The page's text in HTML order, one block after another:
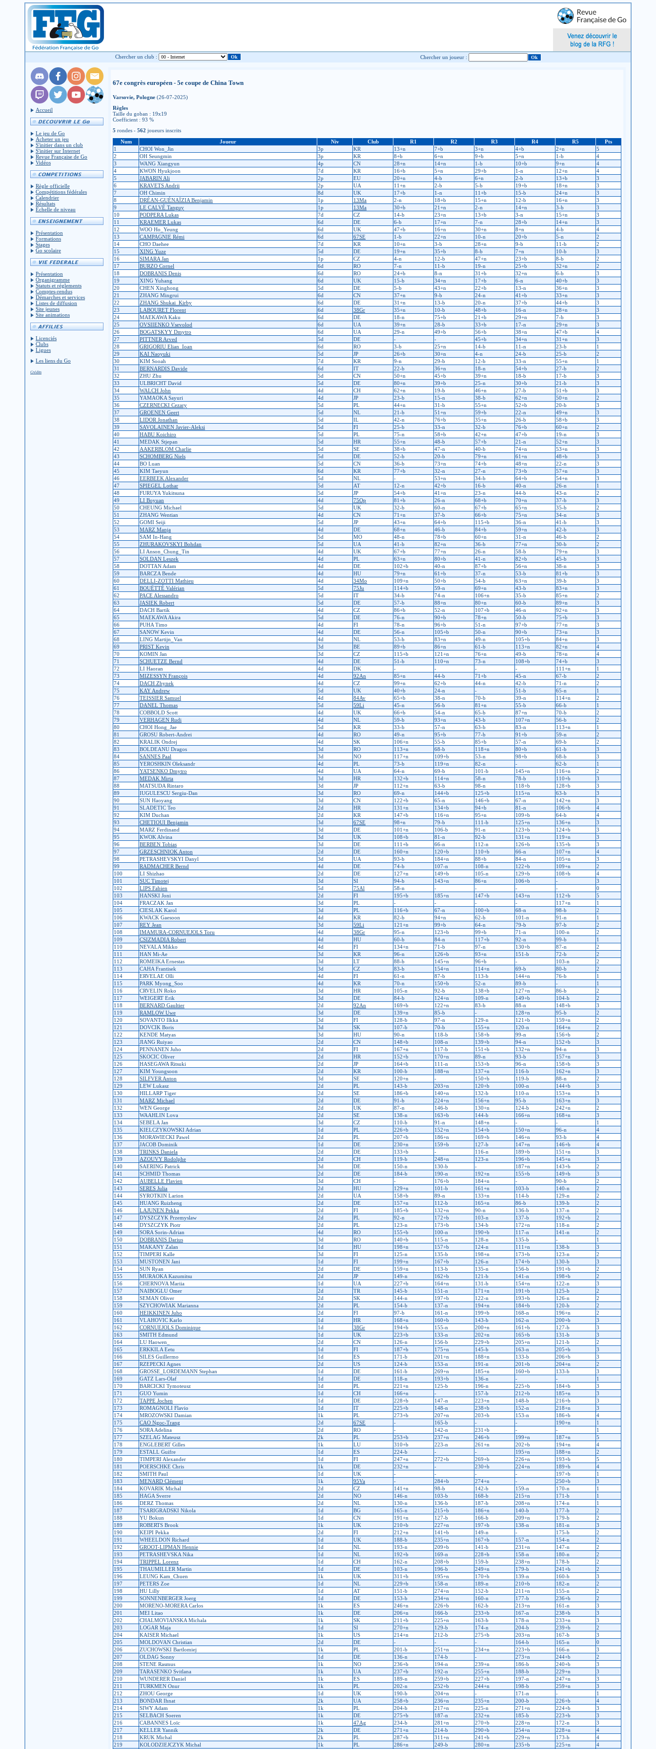
Chercher un club : Chercher un joueur :
Accueil
Le jeu de Go
Acheter un jeu
S'initier dans un club
S'initier sur Internet
Revue Française de Go
Vidéos
Règle officielle
Compétitions fédérales
Calendrier
Résultats
Échelle de niveau
Présentation
Formations
Stages
Go scolaire
Présentation
Organigramme
Statuts et réglements
Comptes-rendus
Démarches et services
Listes de diffusion
Site jeunes
Site animations
Licenciés
Clubs
Ligues
Les liens du Go
Crédits
67e congrès européen - 5e coupe de China Town
Varsovie, Pologne (26-07-2025)
Règles
Taille du goban : 19x19
Coefficient : 93 %
5 rondes - 562 joueurs inscrits
Num
Joueur Niv Club R1 R2 R3 R4 R5
Pts
1
CHOI Won_Jin 3p KR 13+n 7+b 3+n 4+b 2+n
5
2
OH Seungmin 3p KR 8+b 6+n 9+b 5+n 1-b
4
3
WANG Xiangyun 4p CN 28+n 14+n 1-b 10+b 9+n
4
4
KWON Hyukjoon 7d KR 16+b 5+n 29+b 1-n 12+n
4
5
JABARIN Ali 2p EU 20+n 4-b 6+n 2-b 13+b
3
6
KRAVETS Andrii 2p UA 11+n 2-b 5-b 19+b 18+n
3
7
OH Chimin 8d UK 17+b 1-n 11+b 15-b 24+n
3
8
DRÉAN-GUÉNAÏZIA Benjamin 1p 13Ma 2-n 18+b 15+n 12-b 16+n
3
9
LE CALVÉ Tanguy 1p 13Ma 30+b 21+n 2-n 14+n 3-b
3
10
PODPERA Lukas 7d CZ 14-b 23+n 13+b 3-n 15+n
3
11
KRAEMER Lukas 6d DE 6-b 17+n 7-n 28+b 14+n
3
12
WOO Ho_Yeung 6d UK 47+b 16+n 30+n 8+n 4-b
4
13
CAMPAGNIE Rémi 6d 67SE 1-b 22+n 10-n 20+b 5-n
2
14
CHO Daehee 7d KR 10+n 3-b 28+n 9-b 11-b
2
15
XING Yuze 5d DE 19+n 35+b 8-b 7+n 10-b
3
16
SIMARA Jan 1p CZ 4-n 12-b 47+n 23+b 8-b
2
17
BURZO Cornel 6d RO 7-n 11-b 19-n 25+b 32+n
2
18
DOBRANIS Denis 6d RO 24+b 8-n 31+b 32+n 6-b
3
19
XING Yuhang 6d UK 15-b 34+n 17+b 6-n 40+b
3
20
CHEN Xinghong 5d DE 5-b 43+n 22+b 13-n 36+n
3
21
ZHANG Mingrui 6d CN 37+n 9-b 24-n 41+b 33+n
3
22
ZHANG Shukai_Kirby 6d DE 31+n 13-b 20-n 37+b 44+b
3
23
LABOURET Florent 6d 38Gr 35+n 10-b 48+b 16-n 28+n
3
24
MAEKAWA Kaku 6d DE 18-n 75+b 21+b 29+n 7-b
3
25
OVSIIENKO Vsevolod 6d UA 39+n 28-b 33+b 17-n 29+n
3
26
BOGATSKYY Dmytro 6d UA 29-n 49+b 56+b 38+n 47+b
4
27
PITTNER Arved 5d DE - - 45+b 34+n 31+n
3
28
GRIGORIU Elian_Ioan 6d RO 3-b 25+n 14-b 11-n 23-b
1
29
KAI Naoyuki 5d JP 26+b 30+n 4-n 24-b 25-b
2
30
KIM Sooah 7d KR 9-n 29-b 12-b 33-n 55+n
1
31
BERNARDIS Davide 6d IT 22-b 36+n 18-n 54+b 27-b
2
32
ZHU Zhu 5d CN 50+n 45+b 39+n 18-b 17-b
3
33
ULBRICHT David 5d DE 80+n 39+b 25-n 30+b 21-b
3
34
WALCH John 4d CH 62+n 19-b 46+n 27-b 51+b
3
35
YAMAOKA Sayuri 4d JP 23-b 15-n 38-b 62+n 50+n
2
36
CZERNECKI Cezary 5d PL 44+n 31-b 55+n 52+b 20-b
3
37
GROENEN Geert 5d NL 21-b 51+n 59+b 22-n 49+n
3
38
LIDOR Jonathan 5d IL 42-n 76+b 35+n 26-b 58+b
3
39
SAVOLAINEN Javier-Aleksi 5d FI 25-b 33-n 32-b 76+b 60+n
2
40
HABU Koichiro 5d PL 75-n 58+b 42+n 47+b 19-n
3
41
MEDAK Stjepan 5d HR 55+n 48-b 57+b 21-n 52+n
3
42
AAKERBLOM Charlie 5d SE 38+b 47-n 40-b 74+n 53+n
3
43
SCHOMBERG Niels 5d DE 52-b 20-b 79+n 61+n 48+b
3
44
BO Luan 5d CN 36-b 73+n 74+b 48+n 22-n
3
45
KIM Taeyun 6d KR 77+b 32-n 27-n 73+b 57+n
3
46
EERBEEK Alexander 5d NL - 53+n 34-b 64+b 54+n
3
47
SPIEGEL Lothar 5d AT 12-n 42+b 16-b 40-n 26-n
1
48
FURUYA Yukitsuna 5d JP 54+b 41+n 23-n 44-b 43-n
2
49
LI Boyuan 4d 75Op 81+b 26-n 68+b 70+n 37-b
3
50
CHEUNG Michael 5d UK 32-b 60-n 67+b 65+n 35-b
2
51
ZHANG Wentian 4d CN 71+n 37-b 66+b 75+n 34-n
3
52
GOMI Seiji 5d JP 43+n 64+b 115+b 36-n 41-b
3
53
MARZ Manja 4d DE 68+n 46-b 84+b 59+n 42-b
3
54
SAM In-Hang 5d MO 48-n 78+b 60+n 31-n 46-b
2
55
ZHURAKOVSKYI Bohdan 5d UA 41-b 82+n 36-b 77+n 30-b
2
56
LI Anson_Chung_Tin 4d UK 67+b 77+n 26-n 58-b 79+n
3
57
SOLDAN Leszek 4d PL 63+n 80+b 41-n 82+b 45-b
3
58
DOTTAN Adam 4d DE 102+b 40-n 87+b 56+n 38-n
3
59
BARCZA Bende 4d HU 79+n 61+b 37-n 53-b 81+b
3
60
DELLI-ZOTTI Mathieu 4d 34Mo 109+n 50+b 54-b 63+n 39-b
3
61
BOUËTTÉ Valérian 5d 75Ju 114+b 59-n 69+n 43-b 83+n
3
62
PACE Alessandro 5d IT 34-b 74-n 106+n 35-b 85+n
2
63
JASIEK Robert 5d DE 57-b 88+n 80+n 60-b 89+n
3
64
DACH Bartik 4d CZ 86+b 52-n 107+b 46-n 92+n
3
65
MAEKAWA Akira 5d DE 76-n 90+b 78+n 50-b 75+b
3
66
PUHA Timo 4d FI 78-n 96+b 51-n 97+b 77+n
3
67
SANOW Kevin 4d DE 56-n 105+b 50-n 90+b 73+n
3
68
LING Martijn_Van 4d NL 53-b 83+n 49-n 105+b 84+n
3
69
PRIST Kevin 3d BE 89+b 86+n 61-b 113+n 82+n
4
70
KOMIN Jan 3d CZ 115+b 121+n 76+n 49-b 78+n
4
71
SCHUETZE Bernd 4d DE 51-b 110+n 73-n 108+b 74+b
3
72
LI Haoran 4d DK - - - - 111+n
1
73
MIZESSYN François 4d 92An 85+n 44-b 71+b 45-n 67-b
2
74
DACH Zbynek 4d CZ 99+n 62+b 44-n 42-b 71-n
2
75
KAY Andrew 5d UK 40+b 24-n - 51-b 65-n
1
76
TEISSIER Samuel 4d 84Av 65+b 38-n 70-b 39-n 114+n
2
77
DANEL Thomas 5d 59Li 45-n 56-b 81+n 55-b 66-b
1
78
COBBOLD Scott 4d UK 66+b 54-n 65-b 87+n 70-b
2
79
VERHAGEN Rudi 4d NL 59-b 93+n 43-b 107+n 56-b
2
80
CHOI Hong_Jae 5d KR 33-b 57-n 63-b 83-n 113+n
1
81
GROSU Robert-Andrei 4d RO 49-n 95+b 77-b 91+b 59-n
2
82
KRALIK Ondrej 4d SK 106+n 55-b 85+b 57-n 69-b
2
83
BOLDEANU Dragos 3d RO 113+n 68-b 118+n 80+b 61-b
3
84
SANNES Paal 3d NO 117+n 109+b 53-n 98+b 68-b
3
85
YEROSHKIN Oleksandr 4d PL 73-b 119+n 82-n - 62-b
1
86
YATSENKO Dmytro 4d UA 64-n 69-b 101-b 145+n 116+n
2
87
MEDAK Mirta 3d HR 132+b 114+n 58-n 78-b 110+b
3
88
MATSUDA Rintaro 3d JP 112+n 63-b 98-n 118+b 128+b
3
89
IUGULESCU Sergiu-Dan 3d RO 69-n 144+b 125+b 115+n 63-b
3
90
SUN Haoyang 3d CN 122+b 65-n 146+b 67-n 142+n
3
91
SLADETIC Teo 2d HR 131+n 134+b 94+b 81-n 106+b
4
92
KIM Duchan 2d KR 147+b 116+n 95+n 109+b 64-b
4
93
CHETIOUI Benjamin 3d 67SE 98+n 79-b 111-b 125+n 136+n
3
94
MARZ Ferdinand 3d DE 101+n 106-b 91-n 123+b 124+b
3
95
KWOK Alvina 3d UK 108+b 81-n 92-b 131+n 119+n
3
96
BERBEN Tobias 3d DE 111+b 66-n 112-n 126+b 135+b
3
97
GRZESCHNIOK Anton 2d DE 160+n 120+b 110+b 66-n 107+n
4
98
PETRASHEVSKYI Danyl 3d UA 93-b 184+n 88+b 84-n 105+n
3
99
RADMACHER Bernd 4d DE 74-b 107-n 108-n 122+b 109+n
2
100
LI Shizhao 2d DE 127+n 149+b 105-n 129+b 108+b
4
101
SUC Timotej 3d SI 94-b 143+n 86+n 106+b -
3
102
LIPS Fabien 5d 75Al 58-n - - - -
0
103
HANSKI Joni 2d FI 195+b 185+n 147+b 143+n 112+b
5
104
FRACZAK Jan 3d PL - - - - 117+n
1
105
CIESLAK Karol 3d PL 116+b 67-n 100+b 68-n 98-b
2
106
KWACK Gaesoon 4d KR 82-b 94+n 62-b 101-n 91-n
1
107
REY Jean 3d 59Li 121+n 99+b 64-n 79-b 97-b
2
108
IMAMURA-CORNUEJOLS Toru 4d 38Gr 95-n 123+b 99+b 71-n 100-n
2
109
CSIZMADIA Robert 4d HU 60-b 84-n 117+b 92-n 99-b
1
110
NEVALA Mikko 4d FI 134+n 71-b 97-n 130+b 87-n
2
111
HAN Mi-Ae 3d KR 96-n 126+b 93+n 151-b 72-b
2
112
ROMEIKA Ernestas 3d LT 88-b 145+n 96+b - 103-n
2
113
CAHA Frantisek 3d CZ 83-b 154+n 114+n 69-b 80-b
2
114
ERVELAE Olli 4d FI 61-n 87-b 113-b 144+n 76-b
1
115
PARK Myong_Soo 4d KR 70-n 150+b 52-n 89-b -
1
116
CRVELIN Roko 3d HR 105-n 92-b 138+b 127+n 86-b
2
117
WEIGERT Erik 3d DE 84-b 124+n 109-n 149+b 104-b
2
118
BERNARD Gaultier 2d 92An 169+b 122+n 83-b 88-n 148+b
3
119
RAMLOW Uwe 3d DE 139+n 85-b - 128+n 95-b
2
120
SOVANTO Ilkka 3d FI 128-b 97-n 129-n 121+b 159+n
2
121
DOVCIK Boris 3d SK 107-b 70-b 155+n 120-n 164+n
2
122
KENDE Matyas 3d HU 90-n 118-b 158+b 99-n 156+b
2
123
JIANG Ruiyao 2d CN 148+b 108-n 139+b 94-n 152+b
3
124
PENNANEN Juho 2d FI 167+n 117-b 151+b 132+n 94-n
3
125
SKOCIC Oliver 2d HR 152+b 170+n 89-n 93-b 157+n
3
126
HASEGAWA Ritsuki 2d JP 164+b 111-n 153+b 96-n 158+b
3
127
KIM Youngsoon 2d KR 100-b 188+n 137+n 116-b 162+n
3
128
SILFVER Anton 3d SE 120+n - 150+b 119-b 88-n
2
129
LEW Lukasz 2d PL 143-b 203+n 120+b 100-n 144+b
3
130
HILLARP Tiger 2d SE 186+b 140+n 132-b 110-n 153+n
3
131
MARZ Michael 2d DE 91-b 224+n 156+n 95-b 163+n
3
132
WEN George 2d UK 87-n 146-b 130+n 124-b 242+n
2
133
WAAHLIN Lova 2d SE 138-n 163+b 144-b 166+n 168+n
3
134
SEBELA Jan 3d CZ 110-b 91-n 148+n - -
1
135
KIELCZYKOWSKI Adrian 1d PL 226+b 152+n 154+b 150+n 96-n
4
136
MORAWIECKI Pawel 2d PL 207+b 186+n 169+b 146+n 93-b
4
137
JACOB Dominik 1d DE 230+n 159+b 127-b 147+n 146+b
4
138
TRINKS Daniela 2d DE 133+b - 116-n 189+b 151+n
3
139
AZOUVY Rodolphe 2d CH 119-b 248+n 123-n 196+b 145+n
3
140
SAERING Patrick 3d DE 150-n 130-b - 187+n 143+b
2
141
SCHMID Thomas 2d DE 184-b 190-n 192+n 155+b 149+b
3
142
AUBELLE Flavien 3d CH - 176+b 184+n - 90-b
2
143
SERES Julia 2d HU 129+n 101-b 161+n 103-b 140-n
2
144
SYROTKIN Larion 2d UA 158+b 89-n 133+n 114-b 129-n
2
145
HUANG Ruizheng 2d DE 157+n 112-b 165+n 86-b 139-b
2
146
LAJUNEN Pekka 2d FI 185+b 132+n 90-n 136-b 137-n
2
147
DYSZCZYK Przemyslaw 2d PL 92-n 172+b 103-n 137-b 192+b
2
148
DYSZCZYK Piotr 2d PL 123-n 173+b 134-b 172+n 118-n
2
149
SORA Sorin-Adrian 4d RO 155+b 100-n 190+b 117-n 141-n
2
150
DOBRANIS Darius 3d RO 140+b 115-n 128-n 135-b -
1
151
MAKANY Zalan 1d HU 198+n 157+b 124-n 111+n 138-b
3
152
TIMPERI Kalle 3d FI 125-n 135-b 198+n 173+b 123-n
2
153
MUSTONEN Jani 1d FI 199+n 167+b 126-n 174+b 130-b
3
154
SUN Ryan 2d DE 159+n 113-b 135-n 156-b 191+b
2
155
MURAOKA Kazumitsu 2d JP 149-n 162+b 121-b 141-n 198+b
2
156
CHERNOVA Mariia 1d UA 227+b 164+n 131-b 154+n 122-n
3
157
NAIBOGLU Omer 2d TR 145-b 151-n 171+n 191+b 125-b
2
158
SEMAN Oliver 2d SK 144-n 197+b 122-n 193+b 126-n
2
159
SZYCHOWIAK Marianna 2d PL 154-b 137-n 194+n 184+b 120-b
2
160
HEIKKINEN Juho 2d FI 97-b 161-n 199+b 168-n 196+n
2
161
VLAHOVIC Karlo 1d HR 168+n 160+b 143-b 162-n 200+b
3
162
CORNUEJOLS Dominique 1d 38Gr 194+b 155-n 200+n 161+b 127-b
3
163
SMITH Edmund 1d UK 223+b 133-n 202+n 165+b 131-b
3
164
LU Haowen_ 2d CN 126-n 156-b 229+b 205+n 121-b
2
165
ERKKILA Eetu 1d FI 187+b 175+n 145-b 163-n 205+b
3
166
SILES Guillermo 1d ES 171-b 201+n 188+n 133-b 206+b
3
167
RZEPECKI Agnes 2d US 124-b 153-n 191-n 201+b 204+n
2
168
GROSSE_LORDEMANN Stephan 1d DE 161-b 269+n 185+n 160+b 133-b
3
169
GATZ Lars-Olaf 1d DE 118-n 193+b 136-n - -
1
170
BARCICKI Tymoteusz 1d PL 221+n 125-b 196-n 225+b 184+b
3
171
GUO Yumin 1d CH 166+n - 157-b 212+b 185+n
3
172
TAPPE Jochen 1d DE 228+b 147-n 223+n 148-b 216+b
3
173
ROMAGNOLI Flavio 1d IT 225+b 148-n 238+b 152-n 218+n
3
174
MROZOWSKI Damian 1k PL 273+b 207+n 203+b 153-n 186+b
4
175
CAO Ngoc-Trang 2d 67SE - 165-b - - 190+n
1
176
SORA Adelina 2d RO - 142-n 231+b - -
1
177
SZELAG Mateusz 2k PL 253+b 237+n 246+b 199+n 187+n
5
178
ENGLEBERT Gilles 1k LU 310+b 223-n 261+n 202+b 194+n
4
179
ESTALL Guifre 1d ES 224-b - - 195+n 188+n
2
180
TIMPERI Alexander 1d FI 247+n 272+b 269+b 226+n 193+b
5
181
POERSCHKE Chris 1k DE 232+n - 230+b 224+n 189+b
4
182
SMITH Paul 1d UK - - - - 197+b
1
183
MENARD Clément 1k 95Va - 284+b 274+n - 250+b
3
184
KOVARIK Michal 2d CZ 141+n 98-b 142-b 159-n 170-n
1
185
HAGA Sverre 2d NO 146-n 103-b 168-b 215+n 171-b
1
186
DERZ Thomas 2d NL 130-n 136-b 187-b 208+n 174-n
1
187
TSARIGRADSKI Nikola 1d BG 165-n 215+b 186+n 140-b 177-b
2
188
YU Bokun 1d CN 191+n 127-b 166-b 209+n 179-b
2
189
ROBERTS Brook 1k UK 210+b 227+n 197+b 138-n 181-n
3
190
KEIPI Pekka 2d FI 212+n 141+b 149-n - 175-b
2
191
WHEELDON Richard 1d UK 188-b 235+n 167+b 157-n 154-n
2
192
GROOT-LIPMAN Hennie 1d NL 193-n 209+b 141-b 231+n 147-n
2
193
PETRASHEVSKA Nika 1d NL 192+b 169-n 228+b 158-n 180-n
2
194
TRIPPEL Lorenz 1d CH 162-n 208+b 159-b 238+n 178-b
2
195
THAUMILLER Martin 1d DE 103-n 196-b 249+n 179-b 241+b
2
196
LEUNG Kam_Chuen 1k UK 311+b 195+n 170+b 139-n 160-b
3
197
PETERS Zoe 1d NL 229+b 158-n 189-n 210+b 182-n
2
198
HU Lilly 1d AT 151-b 274+n 152-b 211+n 155-n
2
199
SONNENBERGER Joerg 1d DE 153-b 234+n 160-n 177-b 236+b
2
200
MORENO-MORERA Carlos 1k ES 246+n 226+b 162-b 213+n 161-n
3
201
MEI Litao 1k DE 206+n 166-b 233+b 167-n 238+b
3
202
CHALMOVIANSKA Michala 1k SK 211+b 225+n 163-b 178-n 233+n
3
203
LOGAR Maja 1d SI 270+n 129-b 174-n 204-b 239+b
2
204
KAISER Michael 1k US 214+n 212-b 275+b 203+n 167-b
3
205
MOLDOVAN Christian 2d DE - - - 164-b 165-n
0
206
ZUCHOWSKI Bartlomiej 1k PL 201-b 251+n 234+n 223+b 166-n
3
207
OLDAG Sonny 1d DE 136-n 174-b - 273+n 244+b
2
208
STENE Rasmus 1k NO 236+b 194-n 239+n 186-b 240+b
3
209
TARASENKO Svitlana 1k UA 237+b 192-n 255+n 188-b 229+n
3
210
WUNDERER Daniel 1k ES 189-n 259+b 227+b 197-n 247+n
3
211
TURKMEN Onur 1k PL 202-n 252+b 244+n 198-b 259+n
3
212
ZHOU George 1d UK 190-b 204+n - 171-n -
1
213
BONDAR Ihnat 2k UA 258+b 236+n 235+n 200-b 226+b
4
214
SIWY Adam 1k PL 204-b 217+n 225-n 271+n 224+b
3
215
SELBACH Soeren 1k DE 275+b 187-n 232+n 185-b 223+b
3
216
CABANNES Loïc 1k 47Ag 234-b 281+n 270+b 228+n 172-n
3
217
KELLER Yannik 2k DE 271+n 214-b 290+b 254+n 228+n
4
218
KRUK Michal 2k PL 287+b 311+n 241+b 229+n 173-b
4
219
KOLODZIEJCZYK Michal 1k PL 286+n 249-b 280+n 235+b 225+n 4